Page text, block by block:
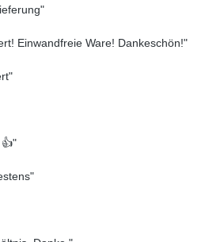
Einwandfreie Ware! Dankeschön!"